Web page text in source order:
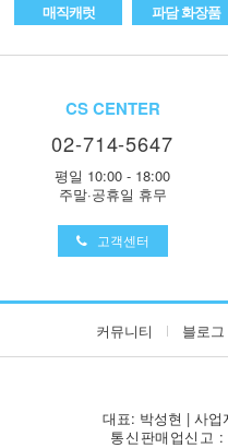
매직캐럿
파담 화장품
CS CENTER
02-714-5647
평일 10:00 - 18:00
주말·공휴일 휴무
고객센터
커뮤니티 블로그
대표: 박성현 | 사업
통신판매업신고